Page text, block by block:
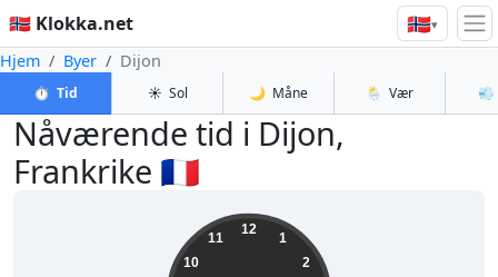
🇳🇴 Klokka.net 🇳🇴▾
Hjem Byer Dijon
⏱️ Tid ☀️ Sol 🌙 Måne 🌦️ Vær 💨
Nåværende tid i Dijon,
Frankrike 🇫🇷
12
1
2
10
11